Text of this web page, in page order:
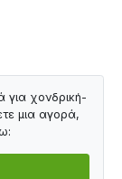
για χονδρική-
μια αγορά,